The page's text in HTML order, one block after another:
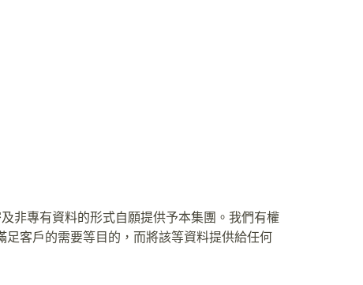
非專有資料的形式自願提供予本集團。我們有權
客戶的需要等目的，而將該等資料提供給任何